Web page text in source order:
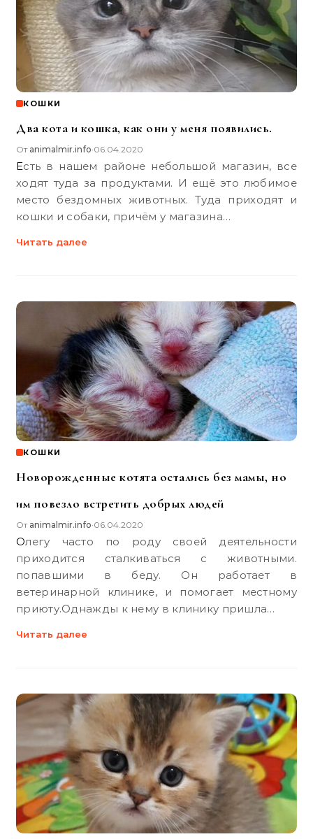
КОШКИ
Два кота и кошка, как они у меня появились.
От animalmir.info•06.04.2020
Есть в нашем районе небольшой магазин, все
ходят туда за продуктами. И ещё это любимое
место бездомных животных. Туда приходят и
кошки и собаки, причём у магазина…
Читать далее
КОШКИ
Новорожденные котята остались без мамы, но
им повезло встретить добрых людей
От animalmir.info•06.04.2020
Олегу часто по роду своей деятельности
приходится сталкиваться с животными.
попавшими в беду. Он работает в
ветеринарной клинике, и помогает местному
приюту.Однажды к нему в клинику пришла…
Читать далее